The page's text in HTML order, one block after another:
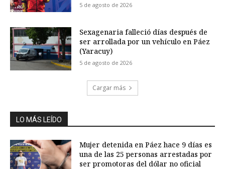
5 de agosto de 2026
Sexagenaria falleció días después de
ser arrollada por un vehículo en Páez
(Yaracuy)
5 de agosto de 2026
Cargar más
LO MÁS LEÍDO
Mujer detenida en Páez hace 9 días es
una de las 25 personas arrestadas por
ser promotoras del dólar no oficial